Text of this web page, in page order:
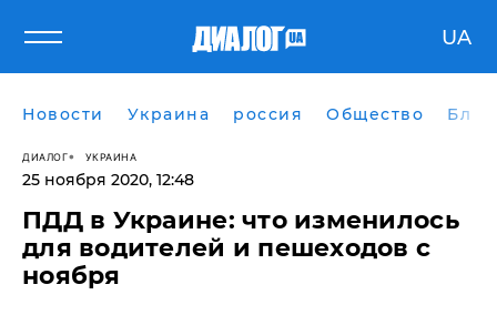
UA
Новости Украина россия Общество
ДИАЛОГ УКРАИНА
25 ноября 2020, 12:48
ПДД в Украине: что изменилось
для водителей и пешеходов с
ноября